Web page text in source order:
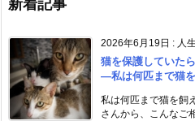
新着記事
2026年6月19日 : 人
猫を保護していた
―私は何匹まで猫
私は何匹まで猫を飼
さんから、こんなご